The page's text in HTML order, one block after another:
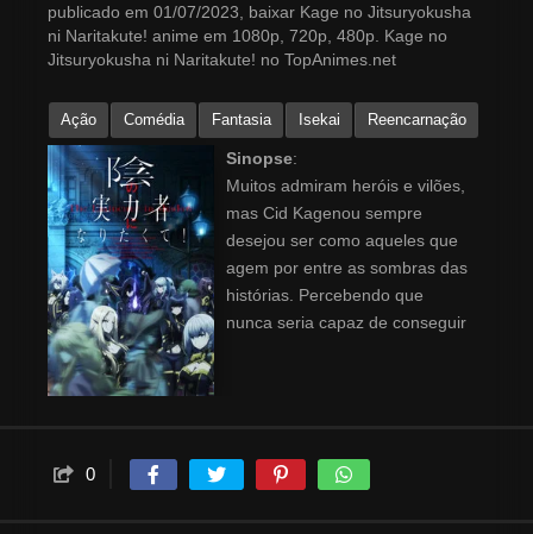
publicado em 01/07/2023, baixar Kage no Jitsuryokusha
ni Naritakute! anime em 1080p, 720p, 480p. Kage no
Jitsuryokusha ni Naritakute! no TopAnimes.net
Ação Comédia Fantasia Isekai Reencarnação
Sinopse:
Muitos admiram heróis e vilões,
mas Cid Kagenou sempre
desejou ser como aqueles que
agem por entre as sombras das
histórias. Percebendo que
nunca seria capaz de conseguir
necessárias para se tornar o
que sempre admirou. A partir de
0